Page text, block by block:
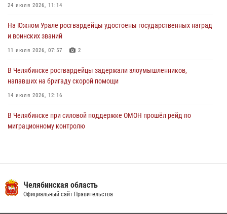
задержан подозреваемый в грабеже
24 июля 2026, 11:14
На Южном Урале росгвардейцы удостоены государственных наград
и воинских званий
11 июля 2026, 07:57 2
В Челябинске росгвардейцы задержали злоумышленников,
напавших на бригаду скорой помощи
14 июля 2026, 12:16
В Челябинске при силовой поддержке ОМОН прошёл рейд по
миграционному контролю
13 июля 2026, 03:02 5
Челябинская область
Официальный сайт Правительства